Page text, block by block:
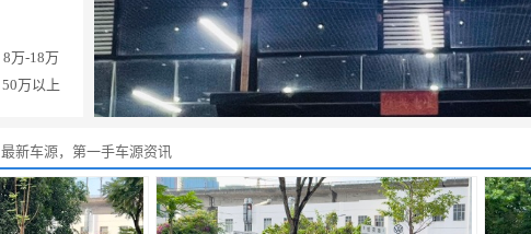
8万-18万
50万以上
最新车源，第一手车源资讯